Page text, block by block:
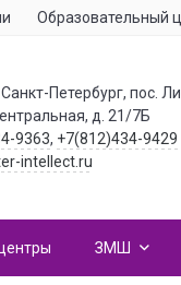
Образовательный
Петербург, пос.
д. 21/7Б
9363, +7(812)434-9429
intellect.ru
ЗМШ